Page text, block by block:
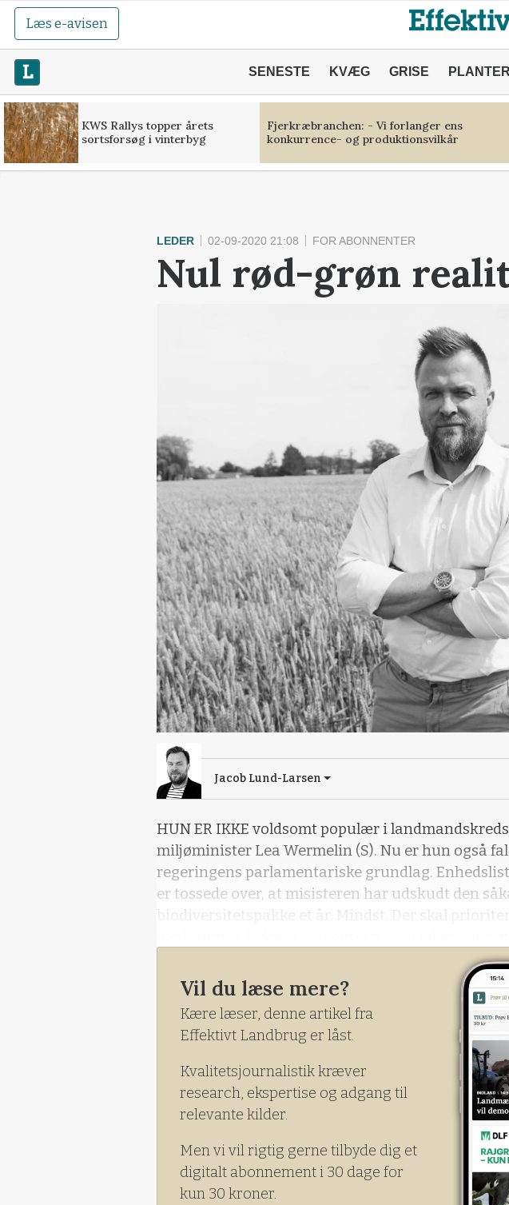
Læs e-avisen
SENESTE KVÆG GRISE PLANTER
KWS Rallys topper årets
sortsforsøg i vinterbyg
Fjerkræbranchen: - Vi forlanger ens
konkurrence- og produktionsvilkår
LEDER 02-09-2020 21:08 FOR ABONNENTER
Nul rød-grøn
Jacob Lund-Larsen
HUN ER IKKE voldsomt populær i
miljøminister Lea Wermelin (S). Nu er hun også
regeringens parlamentariske grundlag.
er tossede over, at misisteren har udskudt den
biodiversitetspakke et år. Mindst. Der skal
Vil du læse mere?
Kære læser, denne artikel fra
Effektivt Landbrug er låst.
Kvalitetsjournalistik kræver
research, ekspertise og adgang til
relevante kilder.
Men vi vil rigtig gerne tilbyde dig et
digitalt abonnement i 30 dage for
kun 30 kroner.